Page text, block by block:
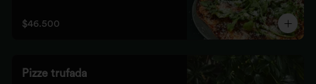
$46.500
Pizze trufada